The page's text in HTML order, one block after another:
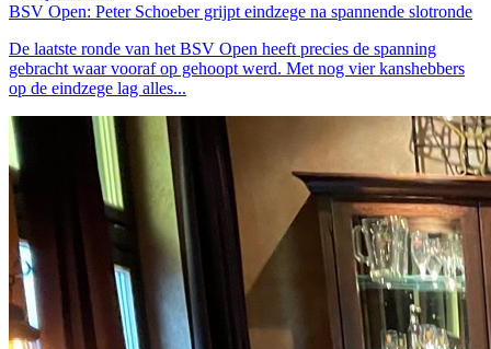
BSV Open: Peter Schoeber grijpt eindzege na spannende slotronde
De laatste ronde van het BSV Open heeft precies de spanning
gebracht waar vooraf op gehoopt werd. Met nog vier kanshebbers
op de eindzege lag alles...